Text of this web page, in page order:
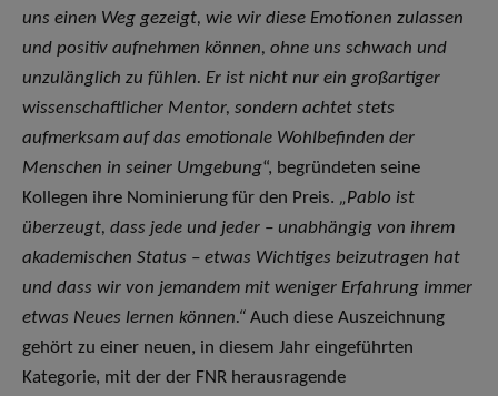
uns einen Weg gezeigt, wie wir diese Emotionen zulassen
und positiv aufnehmen können, ohne uns schwach und
unzulänglich zu fühlen. Er ist nicht nur ein großartiger
wissenschaftlicher Mentor, sondern achtet stets
aufmerksam auf das emotionale Wohlbefinden der
Menschen in seiner Umgebung“, begründeten seine
Kollegen ihre Nominierung für den Preis. „Pablo ist
überzeugt, dass jede und jeder – unabhängig von ihrem
akademischen Status – etwas Wichtiges beizutragen hat
und dass wir von jemandem mit weniger Erfahrung immer
etwas Neues lernen können.“ Auch diese Auszeichnung
gehört zu einer neuen, in diesem Jahr eingeführten
Kategorie, mit der der FNR herausragende